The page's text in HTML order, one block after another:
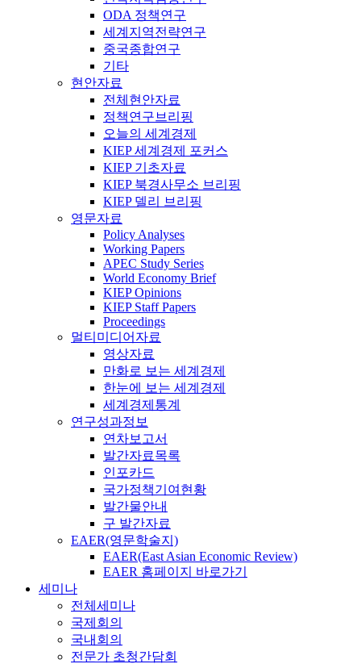
ODA 정책연구
세계지역전략연구
중국종합연구
기타
현안자료
전체현안자료
정책연구브리핑
오늘의 세계경제
KIEP 세계경제 포커스
KIEP 기초자료
KIEP 북경사무소 브리핑
KIEP 델리 브리핑
영문자료
Policy Analyses
Working Papers
APEC Study Series
World Economy Brief
KIEP Opinions
KIEP Staff Papers
Proceedings
멀티미디어자료
영상자료
만화로 보는 세계경제
한눈에 보는 세계경제
세계경제통계
연구성과정보
연차보고서
발간자료목록
인포카드
국가정책기여현황
발간물안내
구 발간자료
EAER(영문학술지)
EAER(East Asian Economic Review)
EAER 홈페이지 바로가기
세미나
전체세미나
국제회의
국내회의
전문가 초청간담회